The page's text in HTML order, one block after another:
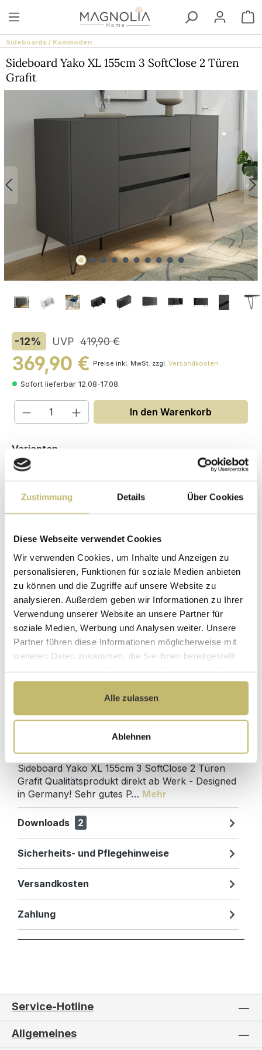
Zustimmung Details Über Cookies
Diese Webseite verwendet Cookies
Wir verwenden Cookies, um Inhalte und Anzeigen zu
personalisieren, Funktionen für soziale Medien anbieten
zu können und die Zugriffe auf unsere Website zu
analysieren. Außerdem geben wir Informationen zu Ihrer
Verwendung unserer Website an unsere Partner für
soziale Medien, Werbung und Analysen weiter. Unsere
Partner führen diese Informationen möglicherweise mit
weiteren Daten zusammen, die Sie ihnen bereitgestellt
gesammelt haben.
Alle zulassen
Ablehnen
Zum Hauptinhalt springen
Sideboards / Kommoden
Sideboard Yako XL 155cm 3 SoftClose 2 Türen
Grafit
Bildergalerie überspringen
-12% UVP 419,90 €
369,90 € Preise inkl. MwSt. zzgl. Versandkosten
Sofort lieferbar 12.08-17.08.
Produkt Anzahl: Gib den
In den Warenkorb
Varianten
Hochwertige
Materialien
Herstellerpreis
ohne
Zwischenhändler
Kundenbetreuung
mit bester
Bewertung
Gut verpackt für
beschädigungsfreie
Lieferung
Designed in
Germany
1 Monat risikofreies
Rückgaberecht
Produktdetails
Sideboard Yako XL 155cm 3 SoftClose 2 Türen
Grafit Qualitätsprodukt direkt ab Werk - Designed
in Germany! Sehr gutes P… Mehr
Downloads 2
Sicherheits- und Pflegehinweise
Versandkosten
Zahlung
Service-Hotline
Allgemeines